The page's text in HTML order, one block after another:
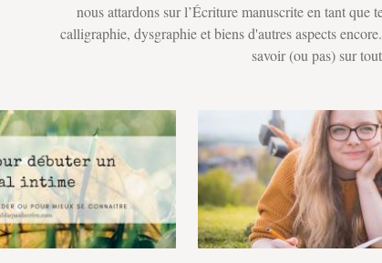
nous attardons sur l’Écriture manuscrite en tant
calligraphie, dysgraphie et biens d'autres aspects
savoir (ou pas) sur